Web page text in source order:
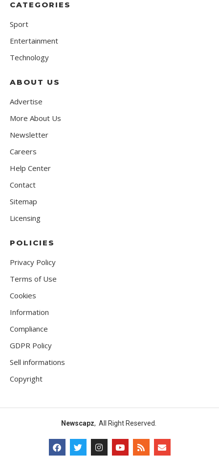
CATEGORIES
Sport
Entertainment
Technology
ABOUT US
Advertise
More About Us
Newsletter
Careers
Help Center
Contact
Sitemap
Licensing
POLICIES
Privacy Policy
Terms of Use
Cookies
Information
Compliance
GDPR Policy
Sell informations
Copyright
Newscapz, All Right Reserved.